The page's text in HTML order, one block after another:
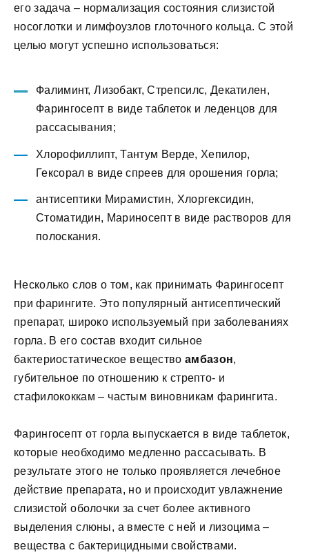
его задача – нормализация состояния слизистой
носоглотки и лимфоузлов глоточного кольца. С этой
целью могут успешно использоваться:
Фалиминт, Лизобакт, Стрепсилс, Декатилен,
Фарингосепт в виде таблеток и леденцов для
рассасывания;
Хлорофиллипт, Тантум Верде, Хепилор,
Гексорал в виде спреев для орошения горла;
антисептики Мирамистин, Хлоргексидин,
Стоматидин, Мариносепт в виде растворов для
полоскания.
Несколько слов о том, как принимать Фарингосепт
при фарингите. Это популярный антисептический
препарат, широко используемый при заболеваниях
горла. В его состав входит сильное
бактериостатическое веществоамбазон,
губительное по отношению к стрепто- и
стафилококкам – частым виновникам фарингита.
Фарингосепт от горла выпускается в виде таблеток,
которые необходимо медленно рассасывать. В
результате этого не только проявляется лечебное
действие препарата, но и происходит увлажнение
слизистой оболочки за счет более активного
выделения слюны, а вместе с ней и лизоцима –
вещества с бактерицидными свойствами.